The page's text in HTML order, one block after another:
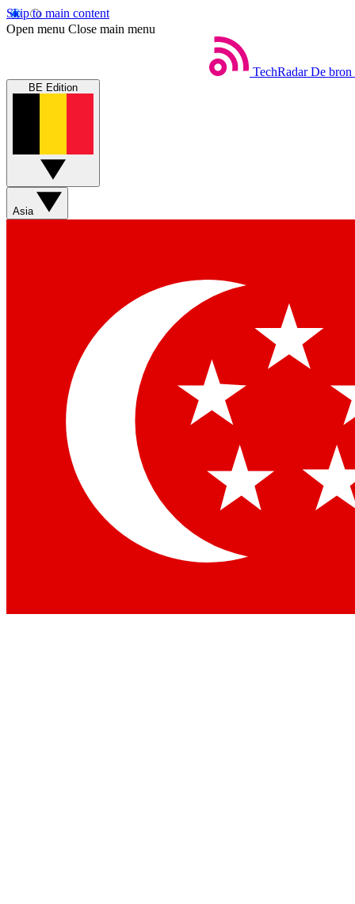
Skip to main content
Open menu Close main menu
TechRadar De bron
BE Edition
Asia